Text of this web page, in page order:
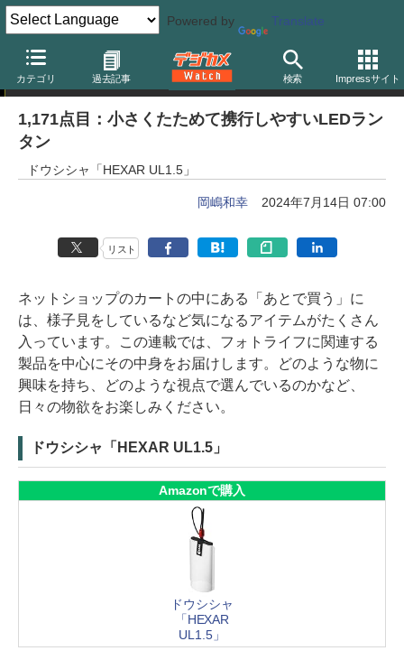
Powered by Translate
カテゴリ 過去記事 検索 Impressサイト
岡嶋和幸の「あとで買う」
1,171点目：小さくたためて携行しやすいLEDラン
タン
ドウシシャ「HEXAR UL1.5」
岡嶋和幸 2024年7月14日 07:00
リスト
ネットショップのカートの中にある「あとで買う」に
は、様子見をしているなど気になるアイテムがたくさん
入っています。この連載では、フォトライフに関連する
製品を中心にその中身をお届けします。どのような物に
興味を持ち、どのような視点で選んでいるのかなど、
日々の物欲をお楽しみください。
ドウシシャ「HEXAR UL1.5」
Amazonで購入
ドウシシャ
「HEXAR
UL1.5」